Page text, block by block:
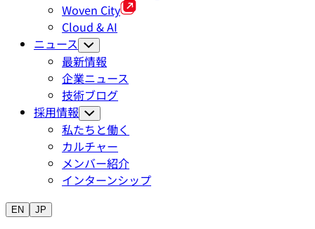
Woven City
Cloud & AI
ニュース
最新情報
企業ニュース
技術ブログ
採用情報
私たちと働く
カルチャー
メンバー紹介
インターンシップ
EN JP